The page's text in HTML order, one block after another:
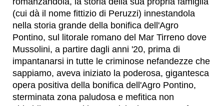
(cui dà il nome fittizio di Peruzzi) innestandola
nella storia grande della bonifica dell'Agro
Pontino, sul litorale romano del Mar Tirreno dove
Mussolini, a partire dagli anni '20, prima di
impantanarsi in tutte le criminose nefandezze che
sappiamo, aveva iniziato la poderosa, gigantesca
opera positiva della bonifica dell'Agro Pontino,
sterminata zona paludosa e mefitica non